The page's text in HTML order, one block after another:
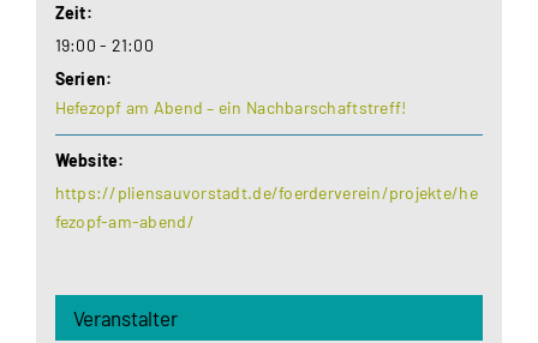
Zeit:
19:00 - 21:00
Serien:
Hefezopf am Abend – ein Nachbarschaftstreff!
Website:
https://pliensauvorstadt.de/foerderverein/projekte/he
fezopf-am-abend/
Veranstalter